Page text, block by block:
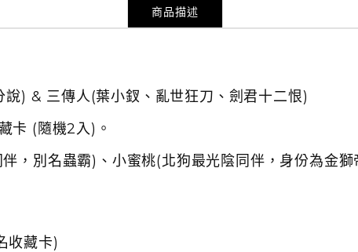
商品描述
) & 三傳人(葉小釵、亂世狂刀、劍君十二恨)
卡 (隨機2入)。
，別名蟲霸)、小蜜桃(北狗最光陰同伴，身份為金
收藏卡)